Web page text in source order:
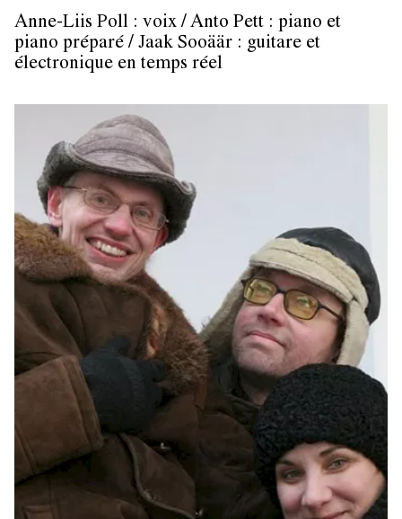
Anne-Liis Poll : voix / Anto Pett : piano et
piano préparé / Jaak Sooäär : guitare et
électronique en temps réel